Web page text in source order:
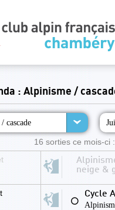
: Alpinisme /
cascade
16 sorties ce mois-ci :
neige &
⚪
Cycle